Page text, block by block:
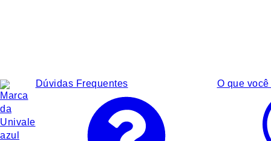
Dúvidas Frequentes O que